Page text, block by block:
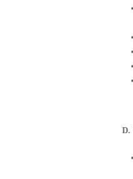
D.